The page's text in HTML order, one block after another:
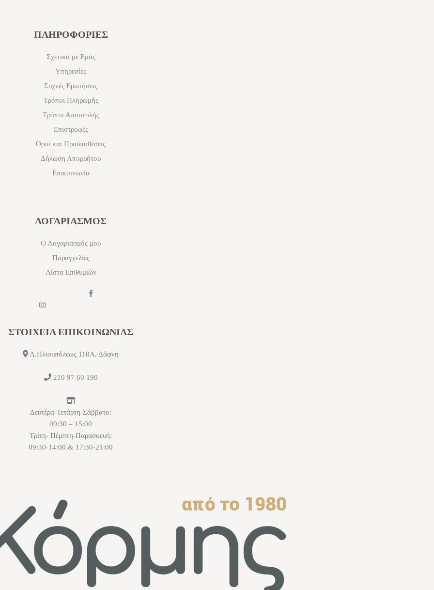
ΠΛΗΡΟΦΟΡΙΕΣ
Σχετικά με Εμάς
Υπηρεσίες
Συχνές Ερωτήσεις
Τρόποι Πληρωμής
Τρόποι Αποστολής
Επιστροφές
Όροι και Προϋποθέσεις
Δήλωση Απορρήτου
Επικοινωνία
ΛΟΓΑΡΙΑΣΜΟΣ
Ο Λογαριασμός μου
Παραγγελίες
Λίστα Επιθυμιών
ΣΤΟΙΧΕΙΑ ΕΠΙΚΟΙΝΩΝΙΑΣ
Λ.Ηλιουπόλεως 110Α, Δάφνη
210 97 60 190
Δευτέρα-Τετάρτη-Σάββατο:
09:30 – 15:00
Τρίτη- Πέμπτη-Παρασκευή:
09:30-14:00 & 17:30-21:00